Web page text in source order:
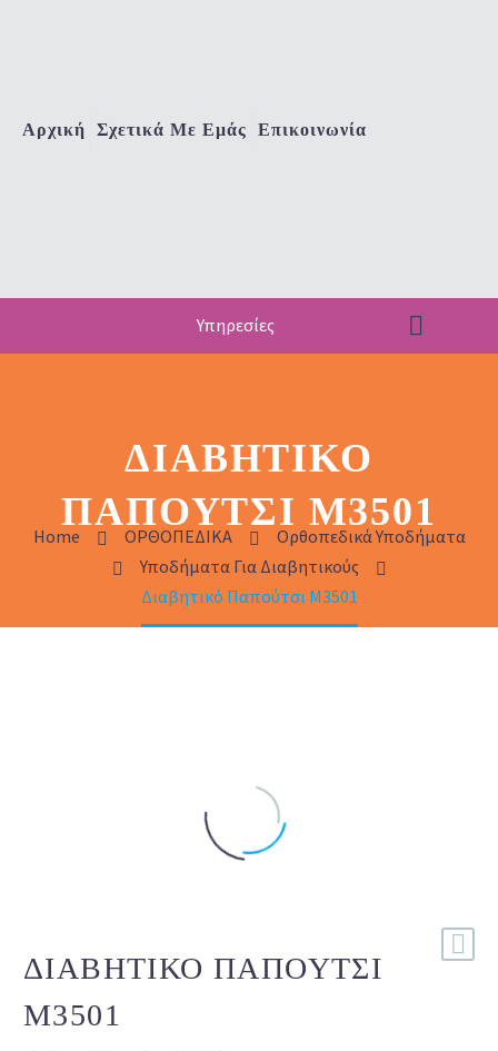
Αρχική Σχετικά Με Εμάς Επικοινωνία
Υπηρεσίες
ΔΙΑΒΗΤΙΚΌ
ΠΑΠΟΎΤΣΙ Μ3501
Home ΟΡΘΟΠΕΔΙΚΑ
Ορθοπεδικά Υποδήματα
Υποδήματα Για Διαβητικούς
Διαβητικό Παπούτσι Μ3501
ΔΙΑΒΗΤΙΚΌ ΠΑΠΟΎΤΣΙ
Μ3501